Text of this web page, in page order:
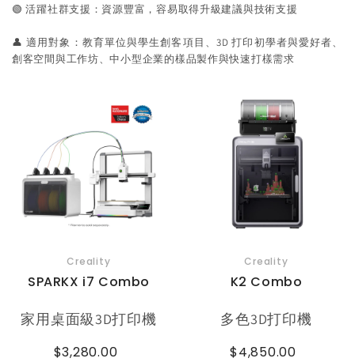
🟢 活躍社群支援：資源豐富，容易取得升級建議與技術支援
👤 適用對象：教育單位與學生創客項目、3D 打印初學者與愛好者、
創客空間與工作坊、中小型企業的樣品製作與快速打樣需求
Creality
SPARKX i7 Combo
家用桌面級3D打印機
$3,280.00
Creality
K2 Combo
多色3D打印機
$4,850.00